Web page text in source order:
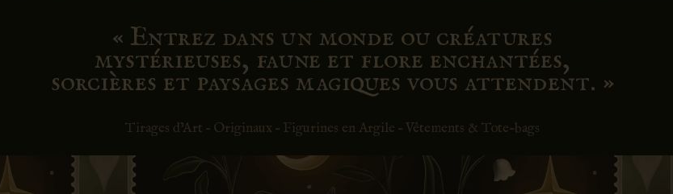
« Entrez dans un monde ou créatures
mystérieuses, faune et flore enchantées,
sorcières et paysages magiques vous attendent. »
Tirages d’Art – Originaux – Figurines en Argile – Vêtements & Tote-bags